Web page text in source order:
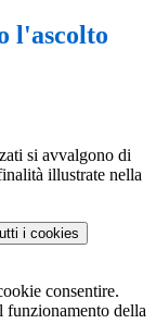
l'ascolto
si avvalgono di
illustrate nella
i cookies
consentire.
funzionamento della